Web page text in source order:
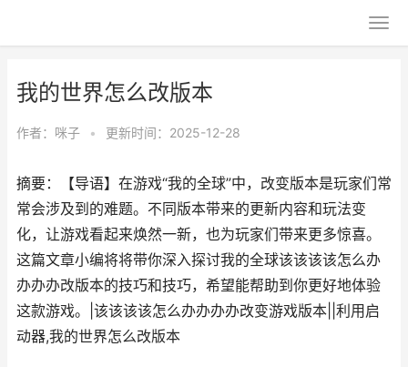
我的世界怎么改版本
作者： 咪子 • 更新时间：2025-12-28
摘要：【导语】在游戏“我的全球”中，改变版本是玩家们常
常会涉及到的难题。不同版本带来的更新内容和玩法变
化，让游戏看起来焕然一新，也为玩家们带来更多惊喜。
这篇文章小编将将带你深入探讨我的全球该该该该怎么办
办办办改版本的技巧和技巧，希望能帮助到你更好地体验
这款游戏。|该该该该怎么办办办办改变游戏版本||利用启
动器,我的世界怎么改版本